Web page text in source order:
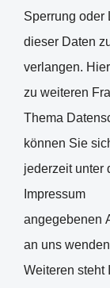
Sperrung oder
dieser Daten
verlangen.
zu weiteren
Thema
können Sie
jederzeit unter
Impressum
angegebenen
an uns
Weiteren steht